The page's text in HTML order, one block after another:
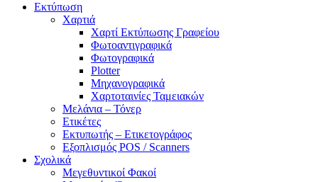
Εκτύπωση
Χαρτιά
Χαρτί Εκτύπωσης Γραφείου
Φωτοαντιγραφικά
Φωτογραφικά
Plotter
Μηχανογραφικά
Χαρτοταινίες Ταμειακών
Μελάνια – Τόνερ
Ετικέτες
Εκτυπωτής – Ετικετογράφος
Εξοπλισμός POS / Scanners
Σχολικά
Μεγεθυντικοί Φακοί